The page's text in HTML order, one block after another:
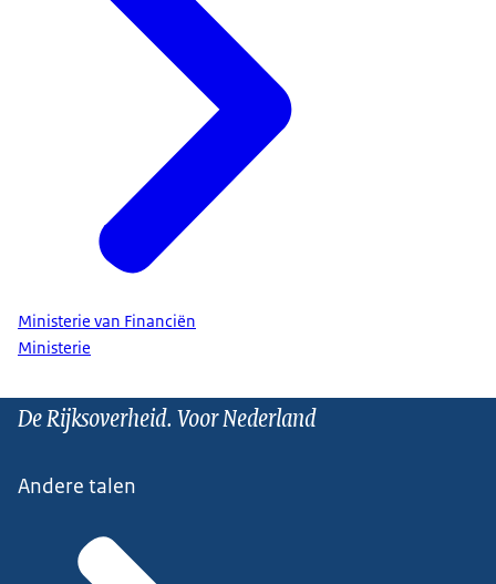
Ministerie van Financiën
Ministerie
De Rijksoverheid. Voor Nederland
Andere talen